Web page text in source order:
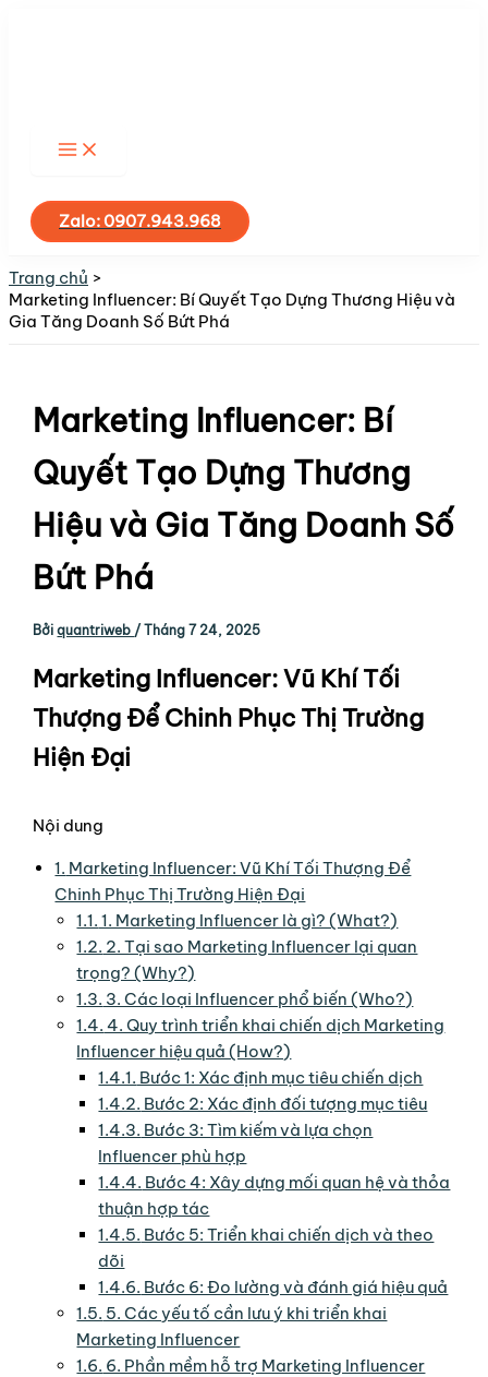
kiếmZalo: 0907.943.968
Trang chủ
Marketing Influencer: Bí Quyết Tạo Dựng Thương Hiệu và
Gia Tăng Doanh Số Bứt Phá
Marketing Influencer: Bí
Quyết Tạo Dựng Thương
Hiệu và Gia Tăng Doanh Số
Bứt Phá
Bởiquantriweb /Tháng 7 24, 2025
Marketing Influencer: Vũ Khí Tối
Thượng Để Chinh Phục Thị Trường
Hiện Đại
Nội dung
1. Marketing Influencer: Vũ Khí Tối Thượng Để
Chinh Phục Thị Trường Hiện Đại
1.1. 1. Marketing Influencer là gì? (What?)
1.2. 2. Tại sao Marketing Influencer lại quan
trọng? (Why?)
1.3. 3. Các loại Influencer phổ biến (Who?)
1.4. 4. Quy trình triển khai chiến dịch Marketing
Influencer hiệu quả (How?)
1.4.1. Bước 1: Xác định mục tiêu chiến dịch
1.4.2. Bước 2: Xác định đối tượng mục tiêu
1.4.3. Bước 3: Tìm kiếm và lựa chọn
Influencer phù hợp
1.4.4. Bước 4: Xây dựng mối quan hệ và thỏa
thuận hợp tác
1.4.5. Bước 5: Triển khai chiến dịch và theo
dõi
1.4.6. Bước 6: Đo lường và đánh giá hiệu quả
1.5. 5. Các yếu tố cần lưu ý khi triển khai
Marketing Influencer
1.6. 6. Phần mềm hỗ trợ Marketing Influencer